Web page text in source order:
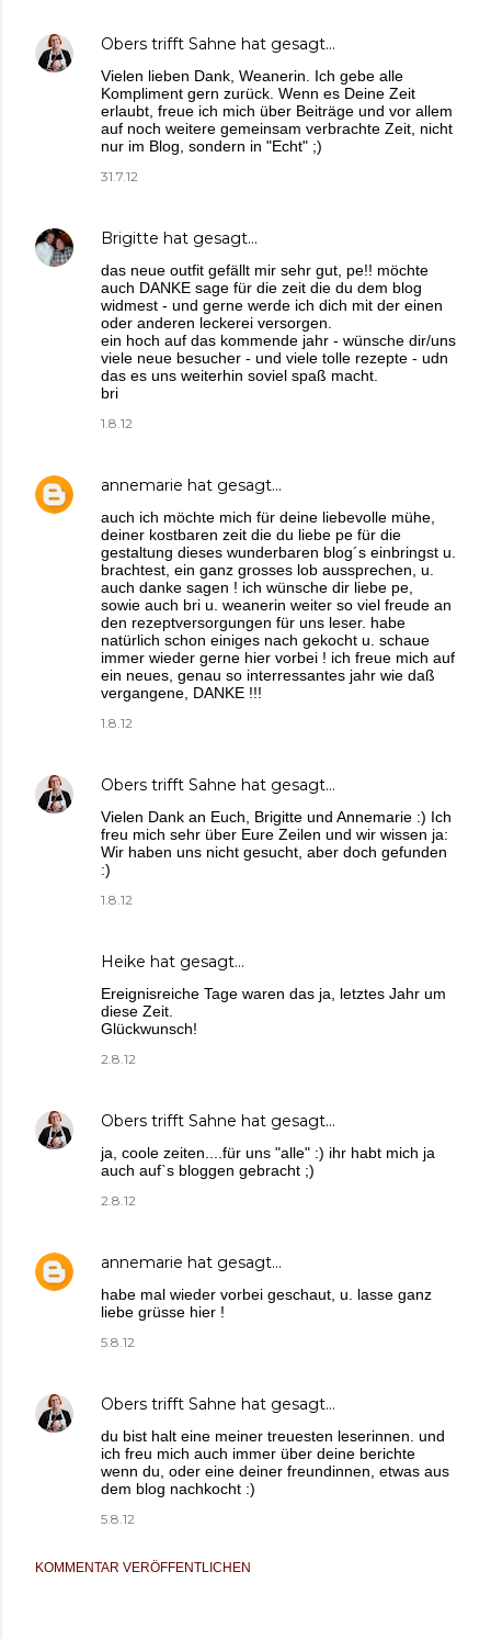
Obers trifft Sahne hat gesagt…
Vielen lieben Dank, Weanerin. Ich gebe alle
Kompliment gern zurück. Wenn es Deine Zeit
erlaubt, freue ich mich über Beiträge und vor allem
auf noch weitere gemeinsam verbrachte Zeit, nicht
nur im Blog, sondern in "Echt" ;)
31.7.12
Brigitte hat gesagt…
das neue outfit gefällt mir sehr gut, pe!! möchte
auch DANKE sage für die zeit die du dem blog
widmest - und gerne werde ich dich mit der einen
oder anderen leckerei versorgen.
ein hoch auf das kommende jahr - wünsche dir/uns
viele neue besucher - und viele tolle rezepte - udn
das es uns weiterhin soviel spaß macht.
bri
1.8.12
annemarie hat gesagt…
auch ich möchte mich für deine liebevolle mühe,
deiner kostbaren zeit die du liebe pe für die
gestaltung dieses wunderbaren blog´s einbringst u.
brachtest, ein ganz grosses lob aussprechen, u.
auch danke sagen ! ich wünsche dir liebe pe,
sowie auch bri u. weanerin weiter so viel freude an
den rezeptversorgungen für uns leser. habe
natürlich schon einiges nach gekocht u. schaue
immer wieder gerne hier vorbei ! ich freue mich auf
ein neues, genau so interressantes jahr wie daß
vergangene, DANKE !!!
1.8.12
Obers trifft Sahne hat gesagt…
Vielen Dank an Euch, Brigitte und Annemarie :) Ich
freu mich sehr über Eure Zeilen und wir wissen ja:
Wir haben uns nicht gesucht, aber doch gefunden
:)
1.8.12
Heike hat gesagt…
Ereignisreiche Tage waren das ja, letztes Jahr um
diese Zeit.
Glückwunsch!
2.8.12
Obers trifft Sahne hat gesagt…
ja, coole zeiten....für uns "alle" :) ihr habt mich ja
auch auf`s bloggen gebracht ;)
2.8.12
annemarie hat gesagt…
habe mal wieder vorbei geschaut, u. lasse ganz
liebe grüsse hier !
5.8.12
Obers trifft Sahne hat gesagt…
du bist halt eine meiner treuesten leserinnen. und
ich freu mich auch immer über deine berichte
wenn du, oder eine deiner freundinnen, etwas aus
dem blog nachkocht :)
5.8.12
KOMMENTAR VERÖFFENTLICHEN